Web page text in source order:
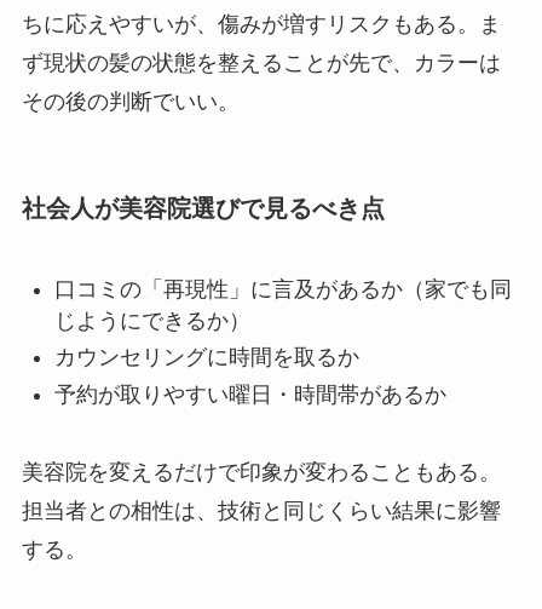
ちに応えやすいが、傷みが増すリスクもある。ま
ず現状の髪の状態を整えることが先で、カラーは
その後の判断でいい。
社会人が美容院選びで見るべき点
口コミの「再現性」に言及があるか（家でも同
じようにできるか）
カウンセリングに時間を取るか
予約が取りやすい曜日・時間帯があるか
美容院を変えるだけで印象が変わることもある。
担当者との相性は、技術と同じくらい結果に影響
する。